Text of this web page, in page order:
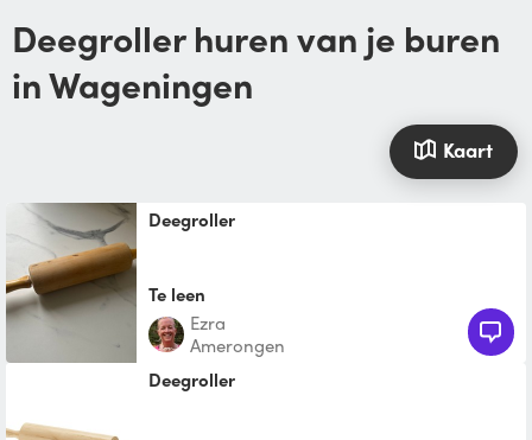
Deegroller huren van je buren
in Wageningen
Kaart
deegroller
Te leen
Ezra
Amerongen
Deegroller